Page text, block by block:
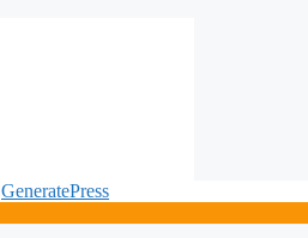
GeneratePress